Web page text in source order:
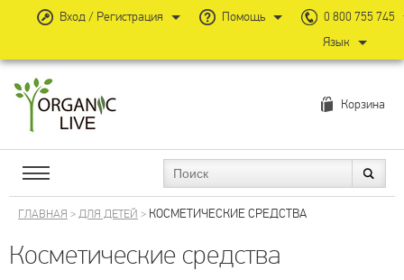
Корзина
ГЛАВНАЯ >ДЛЯ ДЕТЕЙ > КОСМЕТИЧЕСКИЕ СРЕДСТВА
Косметические средства
Вход / Регистрация Помощь
0 800 755 745
Язык